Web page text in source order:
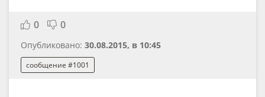
0 0
Опубликовано: 30.08.2015, в 10:45
сообщение #1001